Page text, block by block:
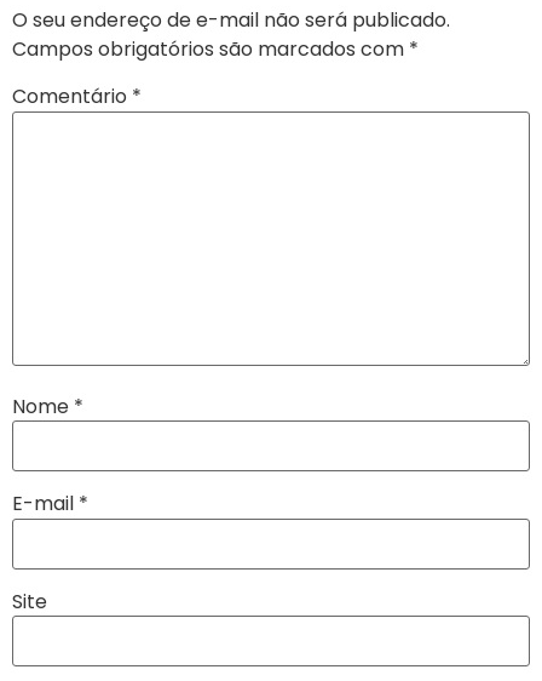
O seu endereço de e-mail não será publicado.
Campos obrigatórios são marcados com *
Comentário *
Nome *
E-mail *
Site